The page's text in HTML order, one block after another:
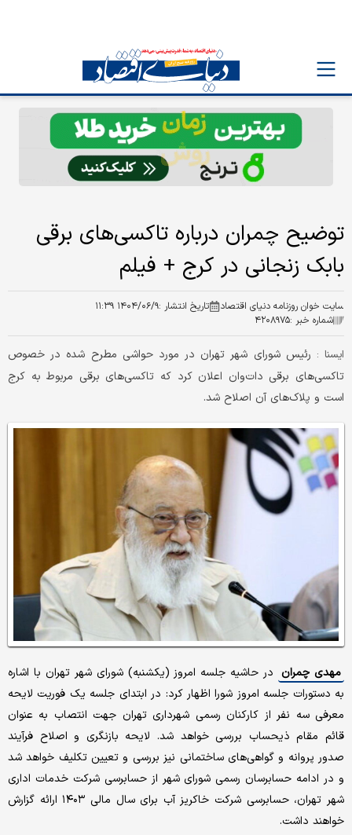
توضیح چمران درباره تاکسی‌های برقی
بابک زنجانی در کرج + فیلم
سایت خوان روزنامه دنیای اقتصاد تاریخ انتشار :۱۴۰۴/۰۶/۹ ۱۱:۳۹
شماره خبر :۴۲۰۸۹۷۵
ايسنا : رئیس شورای شهر تهران در مورد حواشی مطرح شده در خصوص
تاکسی‌های برقی دات‌وان اعلان کرد که تاکسی‌های برقی مربوط به کرج
است و پلاک‌های آن اصلاح شد.
مهدی چمران در حاشیه جلسه امروز (یکشنبه) شورای شهر تهران با اشاره
به دستورات جلسه امروز شورا اظهار کرد: در ابتدای جلسه یک فوریت لایحه
معرفی سه نفر از کارکنان رسمی شهرداری تهران جهت انتصاب به عنوان
قائم مقام ذیحساب بررسی خواهد شد. لایحه بازنگری و اصلاح فرآیند
صدور پروانه و گواهی‌های ساختمانی نیز بررسی و تعیین تکلیف خواهد شد
و در ادامه حسابرسان رسمی شورای شهر از حسابرسی شرکت خدمات اداری
شهر تهران، حسابرسی شرکت خاکریز آب برای سال مالی ۱۴۰۳ ارائه گزارش
خواهند داشت.